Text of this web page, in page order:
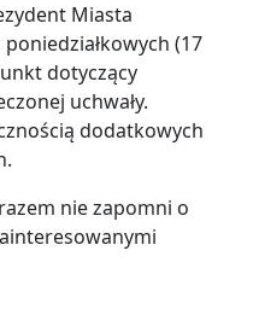
Miasta
(17
dotyczący
uchwały.
dodatkowych
nie zapomni o